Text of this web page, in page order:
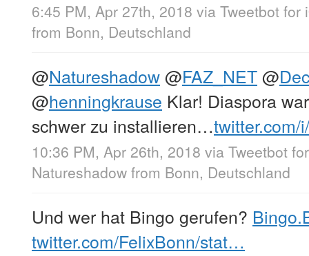
6:45 PM, Apr 27th, 2018 via Tweetbot for
from Bonn, Deutschland
@Natureshadow@FAZ_NET@
@henningkrause Klar! Diaspora
schwer zu installieren…
10:36 PM, Apr 26th, 2018 via Tweetbot
Natureshadow from Bonn, Deutschland
Und wer hat Bingo gerufen?
twitter.com/FelixBonn/stat…